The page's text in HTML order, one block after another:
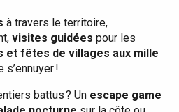
à travers le territoire,
visites guidées pour les
et fêtes de villages aux mille
!
battus ? Un escape game